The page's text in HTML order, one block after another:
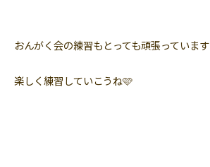
おんがく会の練習もとっても頑張っています
楽しく練習していこうね🩷